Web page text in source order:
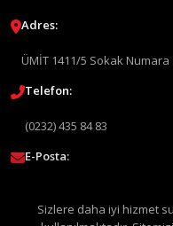
Adres:
ÜMİT 1411/5 Sokak
Telefon:
(0232) 435 84 83
E-Posta:
Sizlere daha iyi hizmet